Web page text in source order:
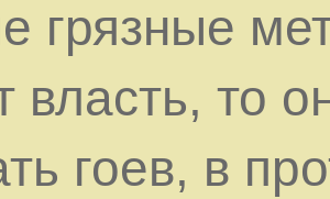
грязные
власть, то
гоев, в